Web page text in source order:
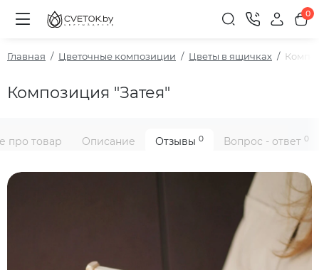
0
Главная Цветочные композиции Цветы в ящичках
Композиция "Затея"
про товар Описание Отзывы 0 Вопрос - ответ 0